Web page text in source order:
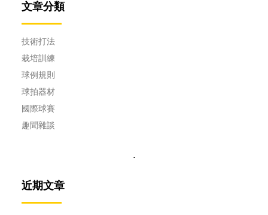
文章分類
技術打法
栽培訓練
球例規則
球拍器材
國際球賽
趣聞雜談
.
近期文章